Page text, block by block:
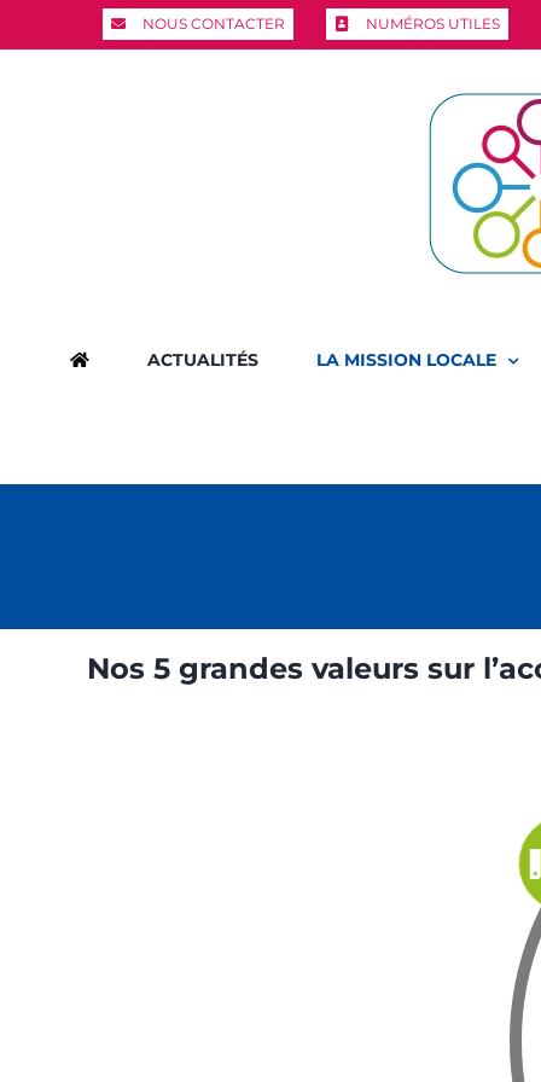
NOUS CONTACTER NUMÉROS UTILES
ACTUALITÉS LA MISSION LOCALE
Nos 5 grandes valeurs sur